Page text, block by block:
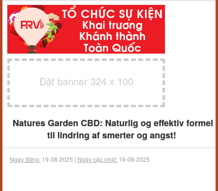
Đặt banner 324 x 100
Natures Garden CBD: Naturlig og effektiv formel
til lindring af smerter og angst!
Ngày đăng: 19-08-2025 | Ngày cập nhật: 19-08-2025